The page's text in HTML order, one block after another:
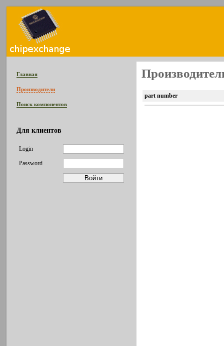
Главная
Производители
Поиск компонентов
Для клиентов
Login
Password
part number